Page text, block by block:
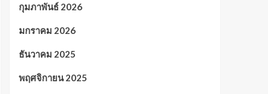
กุมภาพันธ์ 2026
มกราคม 2026
ธันวาคม 2025
พฤศจิกายน 2025